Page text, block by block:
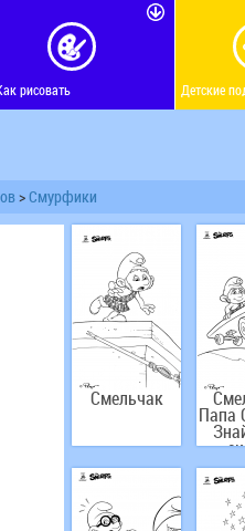
рисовать Детские
>Смурфики
Смельчак
Папа